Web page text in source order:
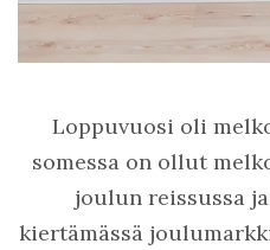
Loppuvuosi oli
somessa on ollut
joulun reissussa
kiertämässä